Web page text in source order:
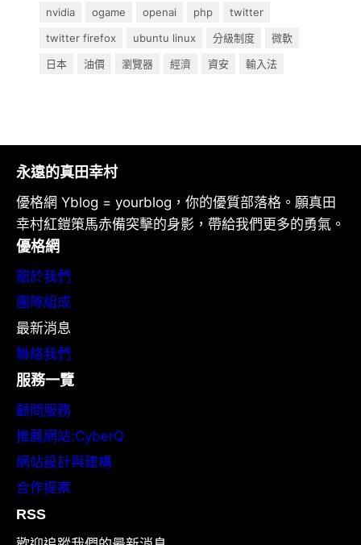
nvidia
ogame openai php
twitter
twitter firefox
ubuntu linux 分級制度
微軟
日本
油價 瀏覽器 經濟 資安 輸入法
永遠的真田幸村
優格網 Yblog = yourblog，你的優質部落格。願真田
幸村紅鎧策馬赤備突擊的身影，帶給我們更多的勇氣。
優格網
關於我們
團隊組成
最新消息
聯絡我們
服務一覽
顧問服務
推薦網站:CyberQ
網站設計與建構
合作提案
RSS